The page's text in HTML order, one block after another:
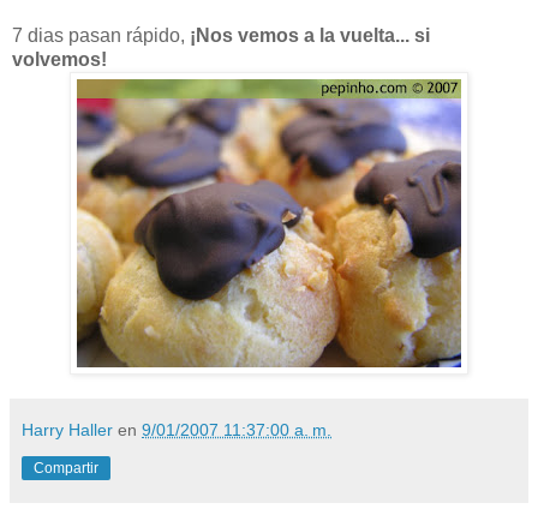
7 dias pasan rápido, ¡Nos vemos a la vuelta... si
volvemos!
Harry Haller en 9/01/2007 11:37:00 a. m.
Compartir